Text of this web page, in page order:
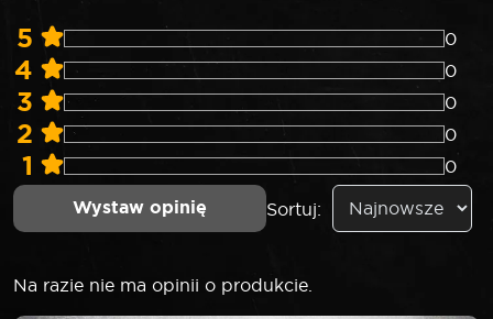
5 0
4 0
3 0
2 0
1 0
Wystaw opinię Sortuj:
Na razie nie ma opinii o produkcie.